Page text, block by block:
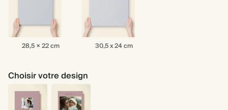
28,528,5 × 22 cm 30,530,5 x 24 cm
Choisir votre design